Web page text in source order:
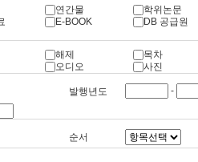
연간물 학위논문
E-BOOK DB 공급원
해제 목차
오디오 사진
발행년도 -
순서